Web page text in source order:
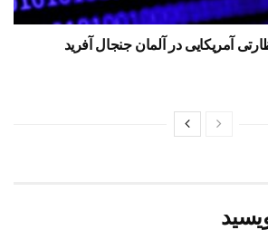
آمریکایی در آلمان جنجال آفرید